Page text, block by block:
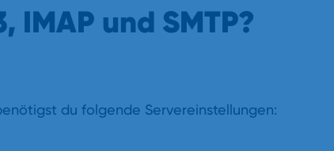
und SMTP?
du folgende Servereinstellungen: